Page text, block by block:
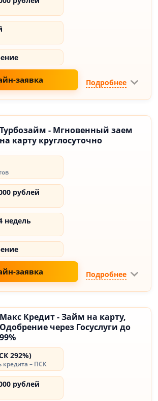
заявка Подробнее
Турбозайм - Мгновенный заем
на карту круглосуточно
рублей
недель
заявка Подробнее
Макс Кредит - Займ на карту,
Одобрение через Госуслуги до
99%
292%)
кредита – ПСК
рублей